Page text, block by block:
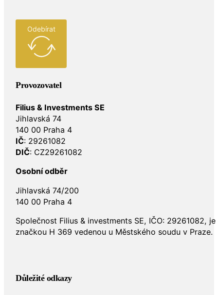
Odebírat
Provozovatel
Filius & Investments SE
Jihlavská 74
140 00 Praha 4
IČ: 29261082
DIČ: CZ29261082
Osobní odběr
Jihlavská 74/200
140 00 Praha 4
Společnost Filius & investments SE, IČO: 29261082,
značkou H 369 vedenou u Městského soudu v Praze.
Důležité odkazy